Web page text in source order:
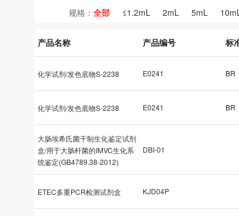
规格： 全部 ≤1.2mL 2mL 5mL
产品名称 产品编号 标
化学试剂/发色底物S-2238 E0241 BR
化学试剂/发色底物S-2238 E0241 BR
大肠埃希氏菌干制生化鉴定试剂
盒/用于大肠杆菌的IMVC生化系
统鉴定(GB4789.38-2012)
DBI-01
ETEC多重PCR检测试剂盒 KJD04P